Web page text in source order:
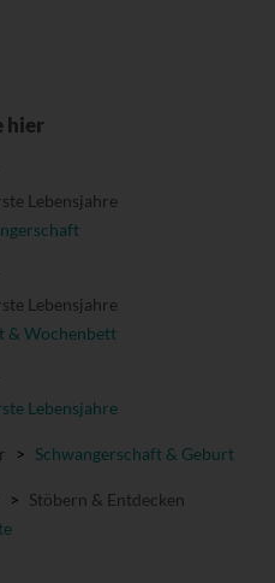
hier
Lebensjahre
Lebensjahre
& Wochenbett
Lebensjahre
> Schwangerschaft & Geburt
> Stöbern & Entdecken